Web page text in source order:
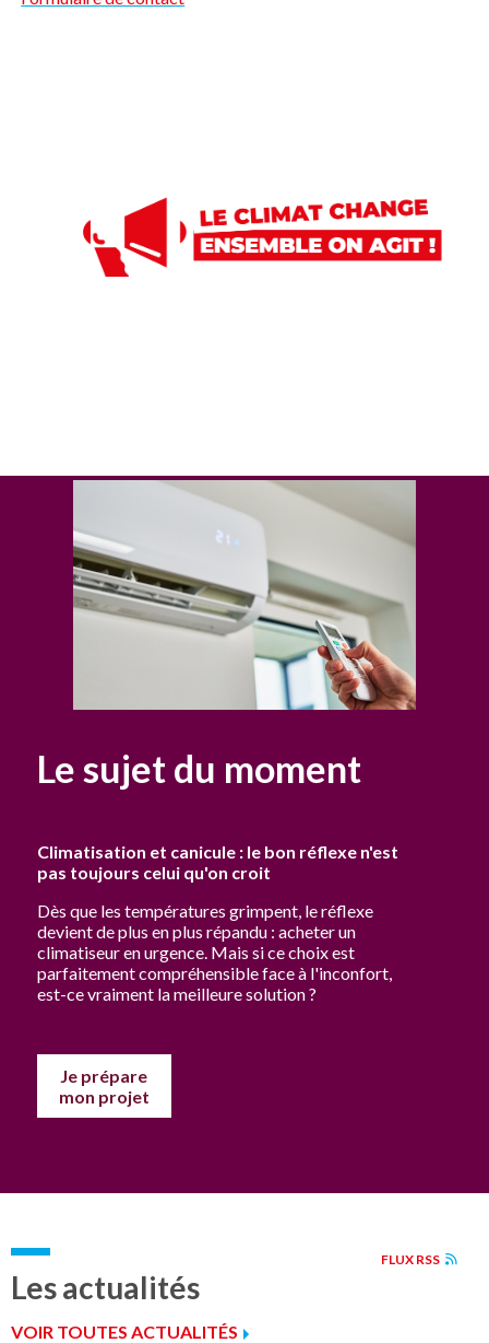
Le sujet du moment
Climatisation et canicule : le bon réflexe n'est
pas toujours celui qu'on croit
Dès que les températures grimpent, le réflexe
devient de plus en plus répandu : acheter un
climatiseur en urgence. Mais si ce choix est
parfaitement compréhensible face à l'inconfort,
est-ce vraiment la meilleure solution ?
Je prépare
mon projet
Les actualités
FLUX RSS
VOIR TOUTES ACTUALITÉS